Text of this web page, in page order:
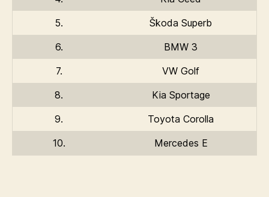
5.
Škoda Superb
6.
BMW 3
7.
VW Golf
8.
Kia Sportage
9.
Toyota Corolla
10.
Mercedes E